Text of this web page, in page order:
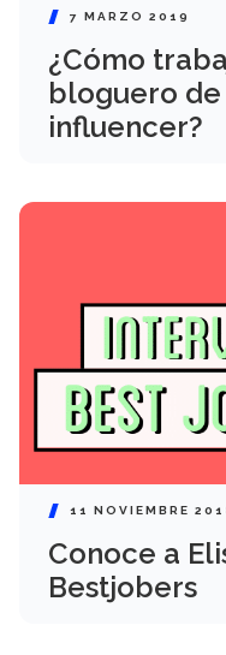
7 MARZO 2019
¿Cómo
bloguero de
influencer?
11 NOVIEMBRE
Conoce a
Bestjobers